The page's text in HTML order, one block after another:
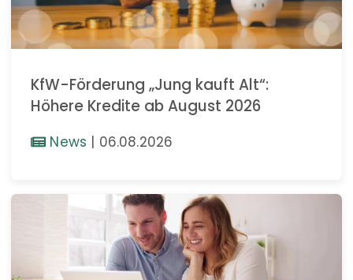
KfW-Förderung „Jung kauft Alt“:
Höhere Kredite ab August 2026
News | 06.08.2026